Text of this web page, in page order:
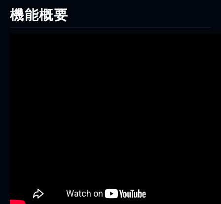
機能概要